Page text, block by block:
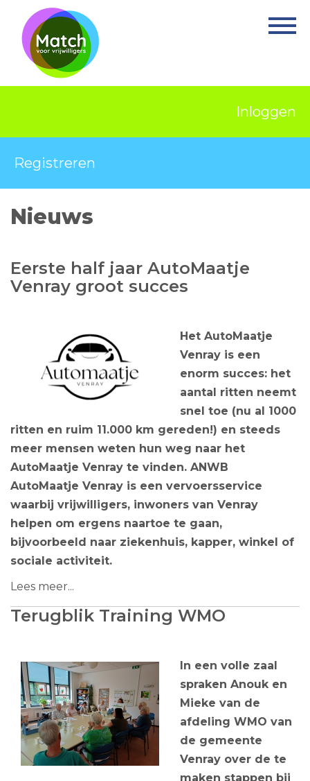
Home
Activiteiten
Projecten
Over Match
Vrijwilligerswerk
Contact
Inloggen
Registreren
Nieuws
Eerste half jaar AutoMaatje
Venray groot succes
Het AutoMaatje
Venray is een
enorm succes: het
aantal ritten neemt
snel toe (nu al 1000
ritten en ruim 11.000 km gereden!) en steeds
meer mensen weten hun weg naar het
AutoMaatje Venray te vinden. ANWB
AutoMaatje Venray is een vervoersservice
waarbij vrijwilligers, inwoners van Venray
helpen om ergens naartoe te gaan,
bijvoorbeeld naar ziekenhuis, kapper, winkel of
sociale activiteit.
Lees meer...
Terugblik Training WMO
In een volle zaal
spraken Anouk en
Mieke van de
afdeling WMO van
de gemeente
Venray over de te
maken stappen bij